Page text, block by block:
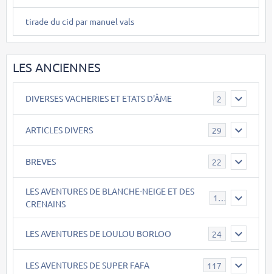
tirade du cid par manuel vals
LES ANCIENNES
DIVERSES VACHERIES ET ETATS D'ÂME 2
ARTICLES DIVERS 29
BREVES 22
LES AVENTURES DE BLANCHE-NEIGE ET DES
CRENAINS
17
LES AVENTURES DE LOULOU BORLOO 24
LES AVENTURES DE SUPER FAFA 117